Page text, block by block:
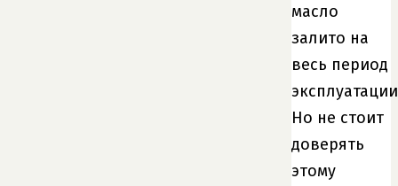
масло
залито на
весь период
Но не стоит
доверять
этому